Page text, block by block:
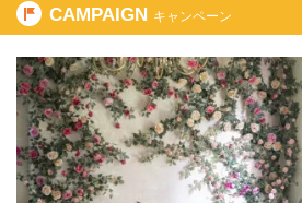
CAMPAIGN キャンペーン